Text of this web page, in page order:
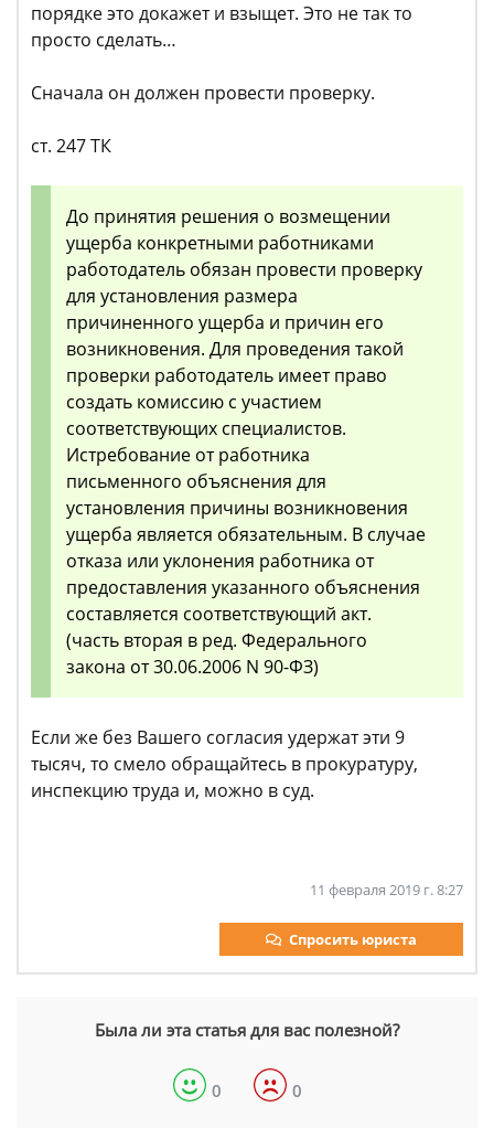
порядке это докажет и взыщет. Это не так то
просто сделать…
Сначала он должен провести проверку.
ст. 247 ТК
До принятия решения о возмещении
ущерба конкретными работниками
работодатель обязан провести проверку
для установления размера
причиненного ущерба и причин его
возникновения. Для проведения такой
проверки работодатель имеет право
создать комиссию с участием
соответствующих специалистов.
Истребование от работника
письменного объяснения для
установления причины возникновения
ущерба является обязательным. В случае
отказа или уклонения работника от
предоставления указанного объяснения
составляется соответствующий акт.
(часть вторая в ред. Федерального
закона от 30.06.2006 N 90-ФЗ)
Если же без Вашего согласия удержат эти 9
тысяч, то смело обращайтесь в прокуратуру,
инспекцию труда и, можно в суд.
11 февраля 2019 г. 8:27
Спросить юриста
Была ли эта статья для вас полезной?
0 0